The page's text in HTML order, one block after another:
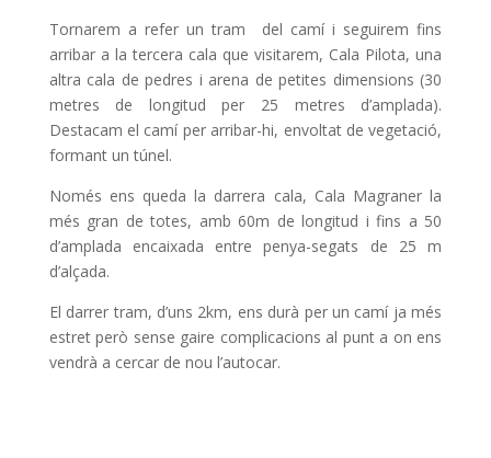
Tornarem a refer un tram del camí i seguirem fins
arribar a la tercera cala que visitarem, Cala Pilota, una
altra cala de pedres i arena de petites dimensions (30
metres de longitud per 25 metres d’amplada).
Destacam el camí per arribar-hi, envoltat de vegetació,
formant un túnel.
Només ens queda la darrera cala, Cala Magraner la
més gran de totes, amb 60m de longitud i fins a 50
d’amplada encaixada entre penya-segats de 25 m
d’alçada.
El darrer tram, d’uns 2km, ens durà per un camí ja més
estret però sense gaire complicacions al punt a on ens
vendrà a cercar de nou l’autocar.